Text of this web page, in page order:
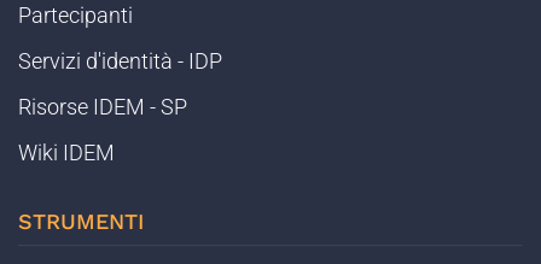
Partecipanti
Servizi d'identità - IDP
Risorse IDEM - SP
Wiki IDEM
STRUMENTI